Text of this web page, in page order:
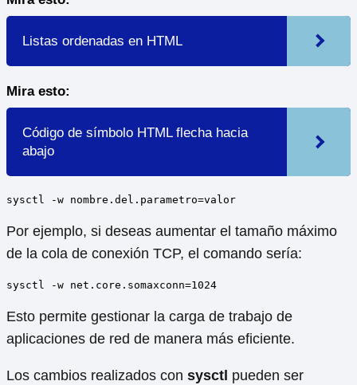
Listas ordenadas en HTML
Mira esto:
Código de símbolo HTML flecha hacia
abajo
sysctl -w nombre.del.parametro=valor
Por ejemplo, si deseas aumentar el tamaño máximo
de la cola de conexión TCP, el comando sería:
sysctl -w net.core.somaxconn=1024
Esto permite gestionar la carga de trabajo de
aplicaciones de red de manera más eficiente.
Los cambios realizados con sysctl pueden ser